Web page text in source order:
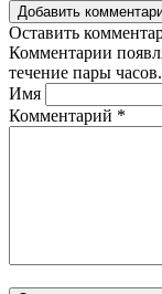
Добавить
Оставить
Комментарии
течение пары часов.
Имя
Комментарий *